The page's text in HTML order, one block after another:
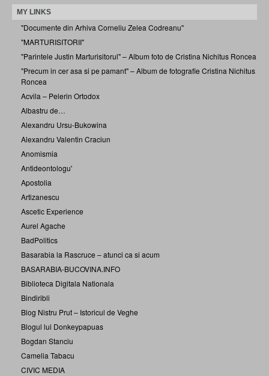
MY LINKS
"Documente din Arhiva Corneliu Zelea Codreanu"
"MARTURISITORII"
"Parintele Justin Marturisitorul" – Album foto de Cristina Nichitus Roncea
"Precum in cer asa si pe pamant" – Album de fotografie Cristina Nichitus
Roncea
Acvila – Pelerin Ortodox
Albastru de…
Alexandru Ursu-Bukowina
Alexandru Valentin Craciun
Anomismia
Antideontologu'
Apostolia
Artizanescu
Ascetic Experience
Aurel Agache
BadPolitics
Basarabia la Rascruce – atunci ca si acum
BASARABIA-BUCOVINA.INFO
Biblioteca Digitala Nationala
Bindiribli
Blog Nistru Prut – Istoricul de Veghe
Blogul lui Donkeypapuas
Bogdan Stanciu
Camelia Tabacu
CIVIC MEDIA